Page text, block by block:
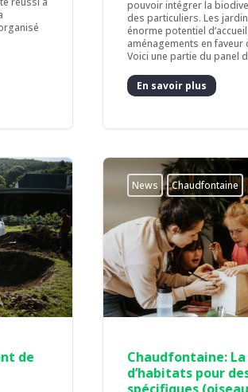
pouvoir intégrer la
des particuliers. Les
énorme potentiel
aménagements en
Voici une partie du panel
En savoir plus
de
News Chaudfontaine
Chaudfontaine:
d’habitats pour